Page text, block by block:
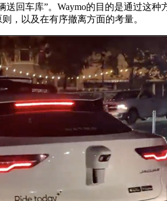
回车库”。Waymo的目的是通过这
，以及在有序撤离方面的考量。